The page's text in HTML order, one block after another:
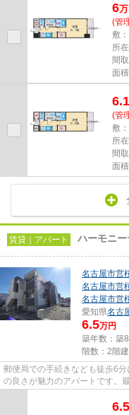
6万
(管
敷
所
間
面
6.1
(管
敷
所
間
面
賃貸｜アパート ハーモニ
名古屋市営
名古屋市営
名古屋市営
愛知県名古
6.5万円
築年数：築
階数：2階建
郵便局での手続きなども徒歩6
の良さが魅力のアパートです。
6.5